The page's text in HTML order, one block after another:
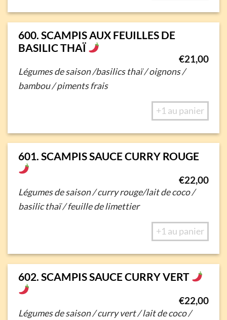
600. SCAMPIS AUX FEUILLES DE
BASILIC THAÏ
€21,00
Légumes de saison /basilics thaï / oignons /
bambou / piments frais
+1 au panier
601. SCAMPIS SAUCE CURRY ROUGE
€22,00
Légumes de saison / curry rouge/lait de coco /
basilic thaï / feuille de limettier
+1 au panier
602. SCAMPIS SAUCE CURRY VERT
€22,00
Légumes de saison / curry vert / lait de coco /